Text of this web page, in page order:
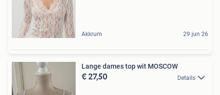
Akkrum 29 jun 26
Lange dames top wit MOSCOW
€ 27,50 Details